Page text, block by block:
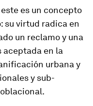
es un concepto
su virtud radica en
un reclamo y una
aceptada en la
urbana y
y sub-